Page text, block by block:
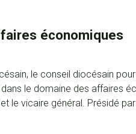
économiques
le conseil diocésain
le domaine des affaires
le vicaire général. Présidé par